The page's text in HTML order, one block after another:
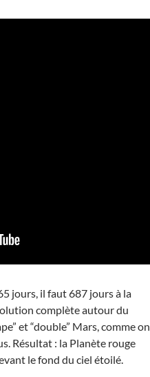
jours, il faut 687 jours à la
complète autour du
et “double” Mars, comme on
Résultat : la Planète rouge
le fond du ciel étoilé.